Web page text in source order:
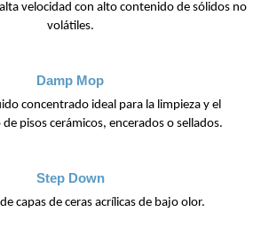
velocidad con alto contenido de sólidos no
volátiles.
Damp Mop
concentrado ideal para la limpieza y el
pisos cerámicos, encerados o sellados.
Step Down
capas de ceras acrílicas de bajo olor.